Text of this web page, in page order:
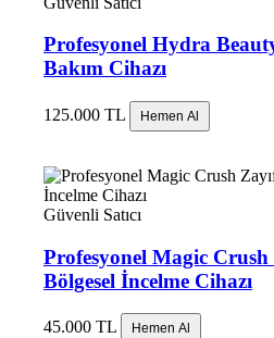
Profesyonel Hydra
Bakım Cihazı
125.000 TL Hemen Al
Güvenli Satıcı
Profesyonel Magic Crush
Bölgesel İncelme Cihazı
45.000 TL Hemen Al